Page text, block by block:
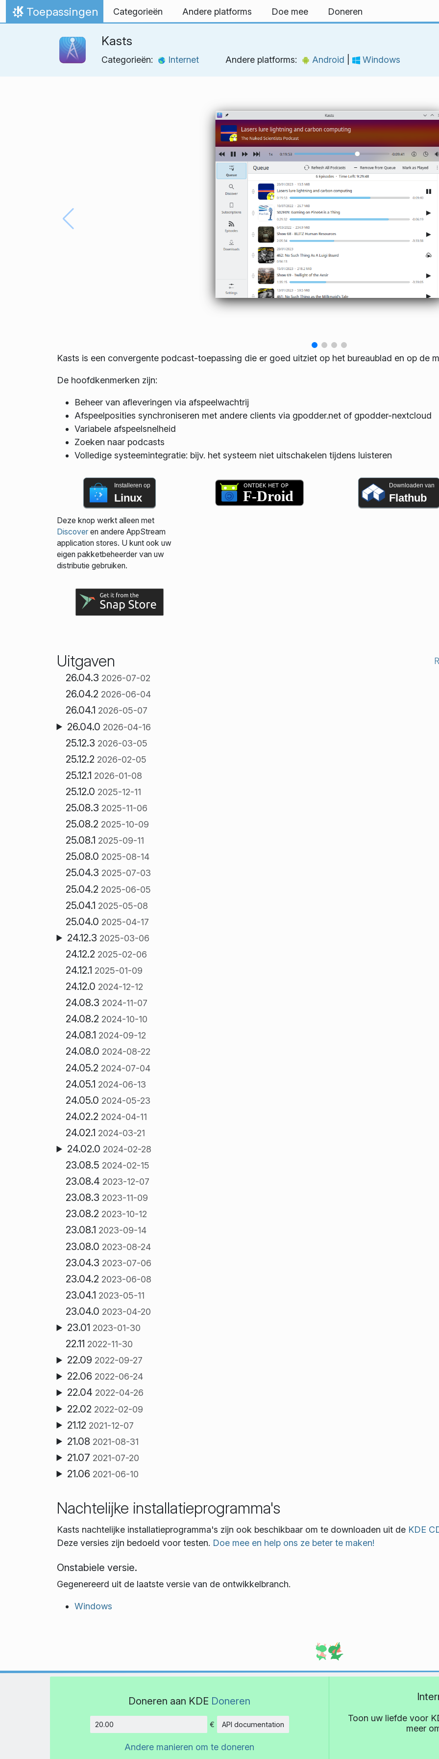
Spring naar inhoud
Thuis
Toepassingen Categorieën Andere platforms Doe mee Doneren
Kasts
Categorieën: Internet Andere platforms: Android Windows
Kasts is een convergente podcast-toepassing die er goed uitziet op het bureaublad en op de
De hoofdkenmerken zijn:
Beheer van afleveringen via afspeelwachtrij
Afspeelposities synchroniseren met andere clients via gpodder.net of gpodder-nextcloud
Variabele afspeelsnelheid
Zoeken naar podcasts
Volledige systeemintegratie: bijv. het systeem niet uitschakelen tijdens luisteren
Installeren op
Linux
Deze knop werkt alleen met
Discoveren andere AppStream
application stores. U kunt ook uw
eigen pakketbeheerder van uw
distributie gebruiken.
Downloaden van
Flathub
Uitgaven
26.04.3 2026-07-02
26.04.2 2026-06-04
26.04.1 2026-05-07
26.04.0 2026-04-16
25.12.3 2026-03-05
25.12.2 2026-02-05
25.12.1 2026-01-08
25.12.0 2025-12-11
25.08.3 2025-11-06
25.08.2 2025-10-09
25.08.1 2025-09-11
25.08.0 2025-08-14
25.04.3 2025-07-03
25.04.2 2025-06-05
25.04.1 2025-05-08
25.04.0 2025-04-17
24.12.3 2025-03-06
24.12.2 2025-02-06
24.12.1 2025-01-09
24.12.0 2024-12-12
24.08.3 2024-11-07
24.08.2 2024-10-10
24.08.1 2024-09-12
24.08.0 2024-08-22
24.05.2 2024-07-04
24.05.1 2024-06-13
24.05.0 2024-05-23
24.02.2 2024-04-11
24.02.1 2024-03-21
24.02.0 2024-02-28
23.08.5 2024-02-15
23.08.4 2023-12-07
23.08.3 2023-11-09
23.08.2 2023-10-12
23.08.1 2023-09-14
23.08.0 2023-08-24
23.04.3 2023-07-06
23.04.2 2023-06-08
23.04.1 2023-05-11
23.04.0 2023-04-20
23.01 2023-01-30
22.11 2022-11-30
22.09 2022-09-27
22.06 2022-06-24
22.04 2022-04-26
22.02 2022-02-09
21.12 2021-12-07
21.08 2021-08-31
21.07 2021-07-20
21.06 2021-06-10
Nachtelijke installatieprogramma's
Kasts nachtelijke installatieprogramma's zijn ook beschikbaar om te downloaden uit de KDE
Deze versies zijn bedoeld voor testen. Doe mee en help ons ze beter te maken!
Onstabiele versie.
Gegenereerd uit de laatste versie van de ontwikkelbranch.
Windows
Doneren aan KDE Doneren
Hoeveelheid
€ API documentation
Andere manieren om te doneren
Toon uw liefde voor
meer